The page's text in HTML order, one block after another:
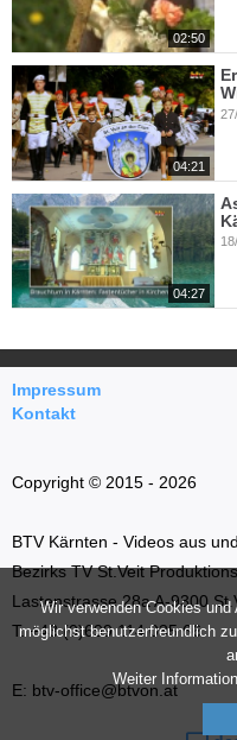
Wir verwenden Cookies
möglichst benutzerfreundlich
Weiter
02:50
04:21
04:27
Impressum
Kontakt
Copyright © 2015 - 2026
BTV Kärnten - Videos aus
Bezirks TV St.Veit
Lastenstrasse 28a A-9300
T: +43 (0)699 114 035 66
E: btv-office@btvon.at